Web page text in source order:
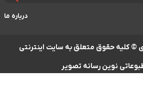
درباره ما
90اقتصادی © کلیه حقوق متعلق به سایت اینترنتی
نوین رسانه تصویر